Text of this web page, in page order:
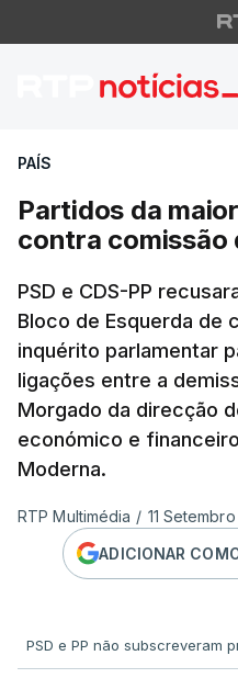
Partidos
PAÍS
Partidos da
contra comissão
PSD e CDS-PP
Bloco de Esquerda de
inquérito parlamentar
ligações entre a
Morgado da direcção
económico e
Moderna.
RTP Multimédia / 11
ADICIONAR
PSD e PP não subscreveram